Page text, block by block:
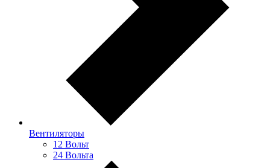
Вентиляторы
12 Вольт
24 Вольта